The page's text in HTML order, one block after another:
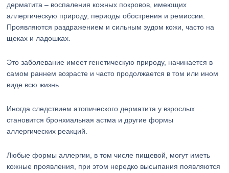
дерматита – воспаления кожных покровов, имеющих
аллергическую природу, периоды обострения и ремиссии.
Проявляются раздражением и сильным зудом кожи, часто на
щеках и ладошках.
Это заболевание имеет генетическую природу, начинается в
самом раннем возрасте и часто продолжается в том или ином
виде всю жизнь.
Иногда следствием атопического дерматита у взрослых
становится бронхиальная астма и другие формы
аллергических реакций.
Любые формы аллергии, в том числе пищевой, могут иметь
кожные проявления, при этом нередко высыпания появляются